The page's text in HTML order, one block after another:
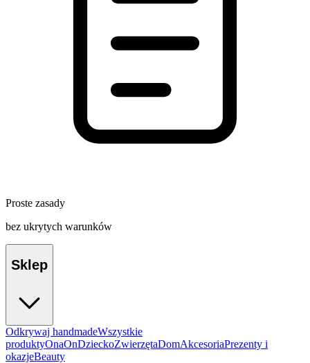
Proste zasady
bez ukrytych warunków
Sklep
Odkrywaj handmadeWszystkie
produktyOnaOnDzieckoZwierzętaDomAkcesoriaPrezenty i
okazjeBeauty